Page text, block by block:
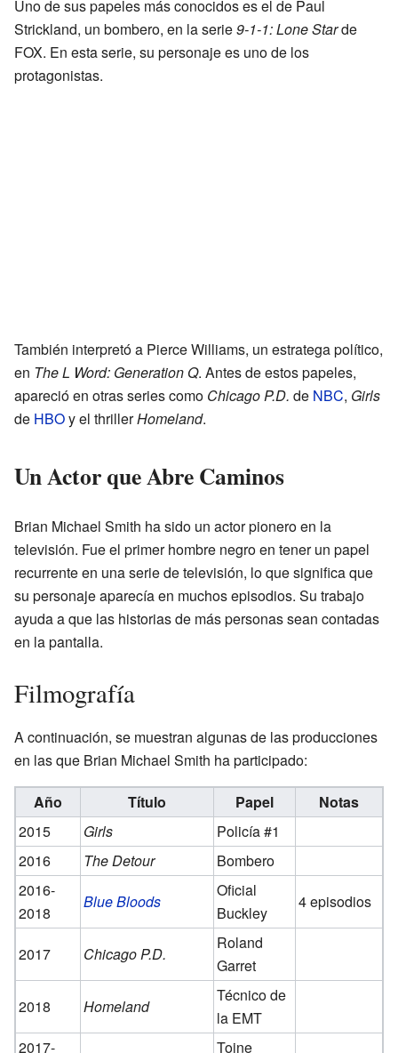
Uno de sus papeles más conocidos es el de Paul
Strickland, un bombero, en la serie9-1-1: Lone Starde
FOX. En esta serie, su personaje es uno de los
protagonistas.
También interpretó a Pierce Williams, un estratega político,
en The L Word: Generation Q. Antes de estos papeles,
apareció en otras series como Chicago P.D. de NBC, Girls
de HBOy el thrillerHomeland.
Un Actor que Abre Caminos
Brian Michael Smith ha sido un actor pionero en la
televisión. Fue el primer hombre negro en tener un papel
recurrente en una serie de televisión, lo que significa que
su personaje aparecía en muchos episodios. Su trabajo
ayuda a que las historias de más personas sean contadas
en la pantalla.
Filmografía
A continuación, se muestran algunas de las producciones
en las que Brian Michael Smith ha participado:
Año Título Papel
Notas
2015
Girls
Policía #1
2016
The Detour
Bombero
2016-
2018
Blue Bloods
Oficial
Buckley
4 episodios
2017 Chicago P.D.
Roland
Garret
2018
Homeland
Técnico de
la EMT
2017-
Toine